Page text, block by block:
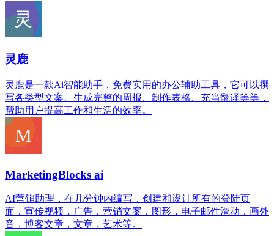
灵鹿
灵鹿是一款Ai智能助手，免费实用的办公辅助工具，它可以撰
写各类型文案、生成完整的周报、制作表格、充当翻译等等，
帮助用户提高工作和生活的效率。
MarketingBlocks ai
AI营销助理，在几分钟内编写，创建和设计所有的登陆页
面，宣传视频，广告，营销文案，图形，电子邮件滑动，画外
音，博客文章，文章，艺术等。